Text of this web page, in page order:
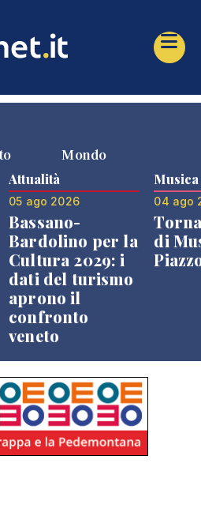
Mondo
Attualità
05 ago 2026
Bassano-
Bardolino per la
Cultura 2029: i
dati del turismo
aprono il
confronto
veneto
Musica
04 ago
di